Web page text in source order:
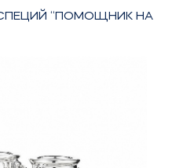
“ПОМОЩНИК НА